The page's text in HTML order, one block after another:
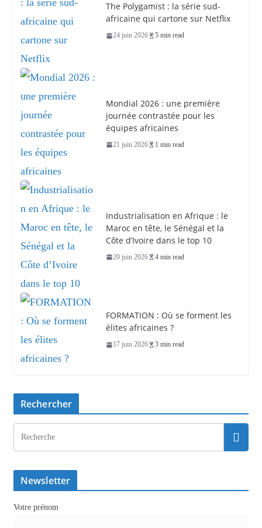
The Polygamist : la série sud-
africaine qui cartone sur Netflix
24 juin 2026 5 min read
Mondial 2026 : une première
journée contrastée pour les
équipes africaines
21 juin 2026 1 min read
Industrialisation en Afrique : le
Maroc en tête, le Sénégal et la
Côte d’Ivoire dans le top 10
20 juin 2026 4 min read
FORMATION : Où se forment les
élites africaines ?
17 juin 2026 3 min read
Rechercher
Newsletter
Votre prénom